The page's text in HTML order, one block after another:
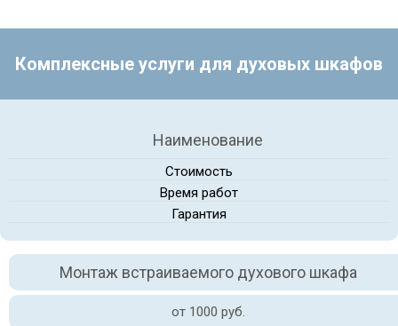
Комплексные услуги для духовых шкафов
Наименование
Стоимость
Время работ
Гарантия
Монтаж встраиваемого духового шкафа
от 1000 руб.